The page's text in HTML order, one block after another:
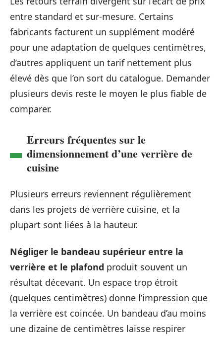
entre standard et sur-mesure. Certains
fabricants facturent un supplément modéré
pour une adaptation de quelques centimètres,
d’autres appliquent un tarif nettement plus
élevé dès que l’on sort du catalogue. Demander
plusieurs devis reste le moyen le plus fiable de
comparer.
Erreurs fréquentes sur le
dimensionnement d’une verrière de
cuisine
Plusieurs erreurs reviennent régulièrement
dans les projets de verrière cuisine, et la
plupart sont liées à la hauteur.
Négliger le bandeau supérieur entre la
verrière et le plafond produit souvent un
résultat décevant. Un espace trop étroit
(quelques centimètres) donne l’impression que
la verrière est coincée. Un bandeau d’au moins
une dizaine de centimètres laisse respirer